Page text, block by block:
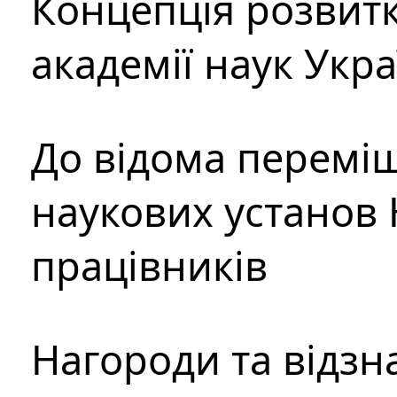
академії наук
До відома
наукових установ
працівників
Нагороди та